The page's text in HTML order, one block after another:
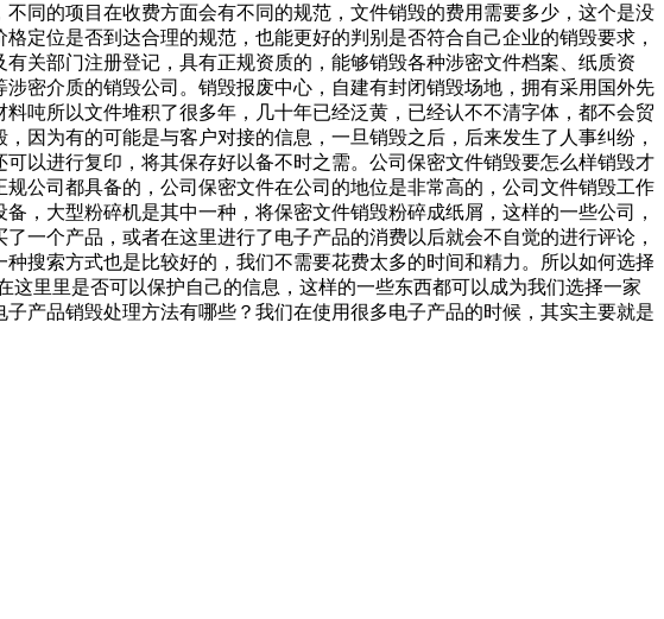
同的项目在收费方面会有不同的规范，文件销毁的费用需要多少，这个是没
定位是否到达合理的规范，也能更好的判别是否符合自己企业的销毁要求，
关部门注册登记，具有正规资质的，能够销毁各种涉密文件档案、纸质资
密介质的销毁公司。销毁报废中心，自建有封闭销毁场地，拥有采用国外先
吨所以文件堆积了很多年，几十年已经泛黄，已经认不不清字体，都不会贸
因为有的可能是与客户对接的信息，一旦销毁之后，后来发生了人事纠纷，
以进行复印，将其保存好以备不时之需。公司保密文件销毁要怎么样销毁才
公司都具备的，公司保密文件在公司的地位是非常高的，公司文件销毁工作
，大型粉碎机是其中一种，将保密文件销毁粉碎成纸屑，这样的一些公司，
一个产品，或者在这里进行了电子产品的消费以后就会不自觉的进行评论，
搜索方式也是比较好的，我们不需要花费太多的时间和精力。所以如何选择
里里是否可以保护自己的信息，这样的一些东西都可以成为我们选择一家
产品销毁处理方法有哪些？我们在使用很多电子产品的时候，其实主要就是